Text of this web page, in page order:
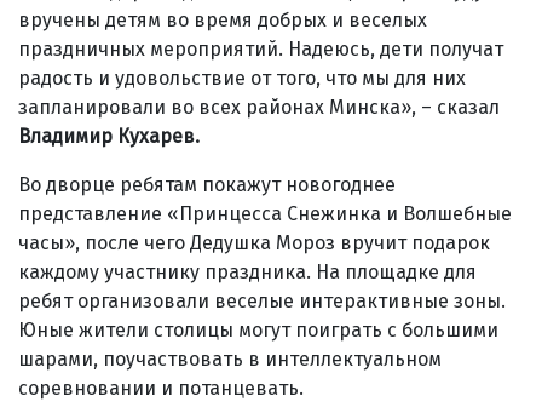
вручены детям во время добрых и веселых
праздничных мероприятий. Надеюсь, дети получат
радость и удовольствие от того, что мы для них
запланировали во всех районах Минска», – сказал
Владимир Кухарев.
Во дворце ребятам покажут новогоднее
представление «Принцесса Снежинка и Волшебные
часы», после чего Дедушка Мороз вручит подарок
каждому участнику праздника. На площадке для
ребят организовали веселые интерактивные зоны.
Юные жители столицы могут поиграть с большими
шарами, поучаствовать в интеллектуальном
соревновании и потанцевать.